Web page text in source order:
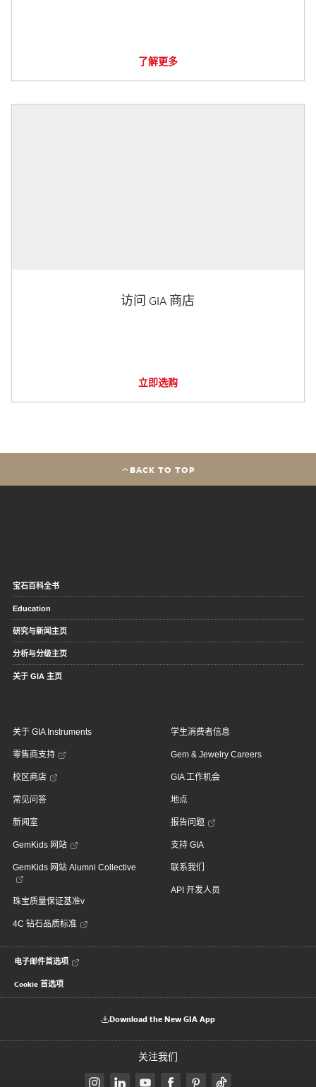
了解更多
访问 GIA 商店
立即选购
BACK TO TOP
宝石百科全书
Education
研究与新闻主页
分析与分级主页
关于 GIA 主页
关于 GIA Instruments
零售商支持
校区商店
常见问答
新闻室
GemKids 网站
GemKids 网站 Alumni Collective
珠宝质量保证基准v
4C 钻石品质标准
学生消费者信息
Gem & Jewelry Careers
GIA 工作机会
地点
报告问题
支持 GIA
联系我们
API 开发人员
电子邮件首选项
Cookie 首选项
Download the New GIA App
关注我们